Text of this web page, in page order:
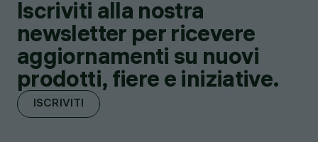
Iscriviti alla nostra
newsletter per ricevere
aggiornamenti su nuovi
prodotti, fiere e iniziative.
ISCRIVITI